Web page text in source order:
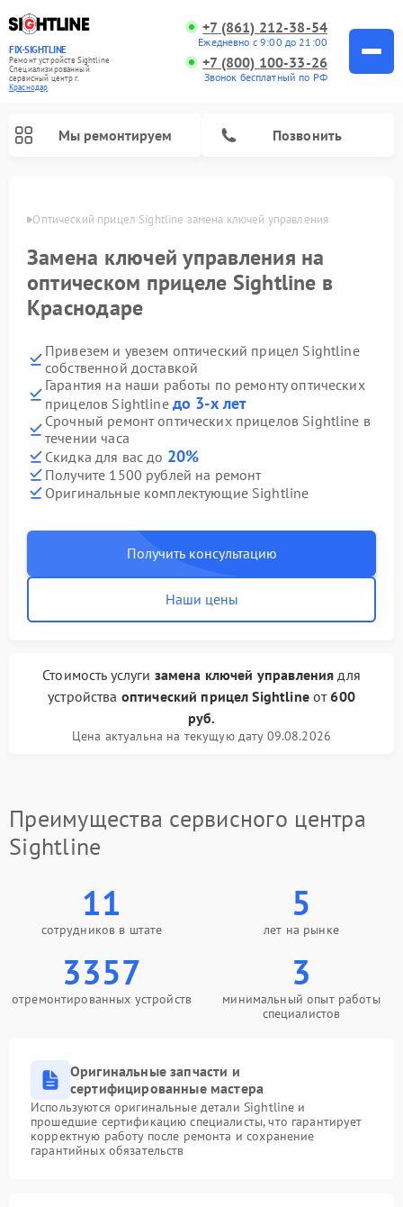
FIX-SIGHTLINE
Ремонт устройств Sightline
Специализированный
cервисный центр г.
Краснодар
+7 (861) 212-38-54
Ежедневно с 9:00 до 21:00
+7 (800) 100-33-26
Звонок бесплатный по РФ
Мы ремонтируем Позвонить
Оптический прицел Sightline замена ключей управления
Замена ключей управления на
оптическом прицеле Sightline в
Краснодаре
Привезем и увезем оптический прицел Sightline
собственной доставкой
Гарантия на наши работы по ремонту оптических
прицелов Sightline до 3-х лет
Срочный ремонт оптических прицелов Sightline в
течении часа
Скидка для вас до 20%
Получите 1500 рублей на ремонт
Оригинальные комплектующие Sightline
Получить консультацию
Наши цены
Стоимость услуги замена ключей управления для
устройства оптический прицел Sightlineот600
руб.
Цена актуальна на текущую дату 09.08.2026
Преимущества сервисного центра
Sightline
11
сотрудников в штате
5
лет на рынке
3357
отремонтированных устройств
3
минимальный опыт работы
специалистов
Оригинальные запчасти и
сертифицированные мастера
Используются оригинальные детали Sightline и
прошедшие сертификацию специалисты, что гарантирует
корректную работу после ремонта и сохранение
гарантийных обязательств